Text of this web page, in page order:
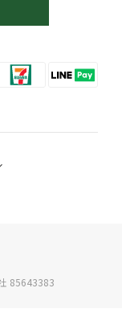
85643383